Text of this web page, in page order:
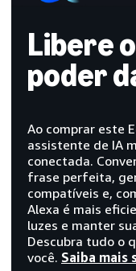
Libere o
poder
Ao comprar este
assistente de IA
conectada.
frase perfeita,
compatíveis e,
Alexa é mais
luzes e manter
Descubra tudo o
você. Saiba mais